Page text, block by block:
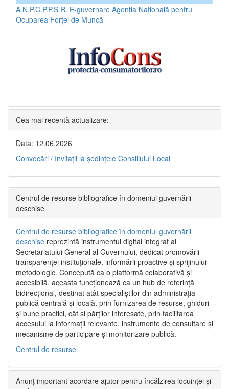
A.N.P.C.P.P.S.R. E-guvernare Agenția Națională pentru
Ocuparea Forței de Muncă
Cea mai recentă actualizare:
Data: 12.06.2026
Convocări / Invitaţii la şedinţele Consiliului Local
Centrul de resurse bibliografice în domeniul guvernării
deschise
Centrul de resurse bibliografice în domeniul guvernării
deschise reprezintă instrumentul digital integrat al
Secretariatului General al Guvernului, dedicat promovării
transparenței instituționale, informării proactive și sprijinului
metodologic. Concepută ca o platformă colaborativă și
accesibilă, aceasta funcționează ca un hub de referință
bidirecțional, destinat atât specialiștilor din administrația
publică centrală și locală, prin furnizarea de resurse, ghiduri
și bune practici, cât și părților interesate, prin facilitarea
accesului la informații relevante, instrumente de consultare și
mecanisme de participare și monitorizare publică.
Centrul de resurse
Anunț important acordare ajutor pentru încălzirea locuinței și